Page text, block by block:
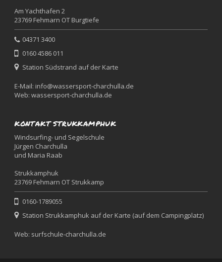
Am Yachthafen 2
23769 Fehmarn OT Burgtiefe
04371 3400
0160 4586 011
Station Südstrand auf der Karte
E-Mail: info@wassersport-charchulla.de
Web:wassersport-charchulla.de
KONTAKT STRUKKAMPHUK
Windsurfing- und Segelschule
Jürgen Charchulla
und Maria Raab
Strukkamphuk
23769 Fehmarn OT Strukkamp
0160-1789055
Station Strukkamphuk auf der Karte (auf dem Campingplatz)
Web: surfschule-charchulla.de